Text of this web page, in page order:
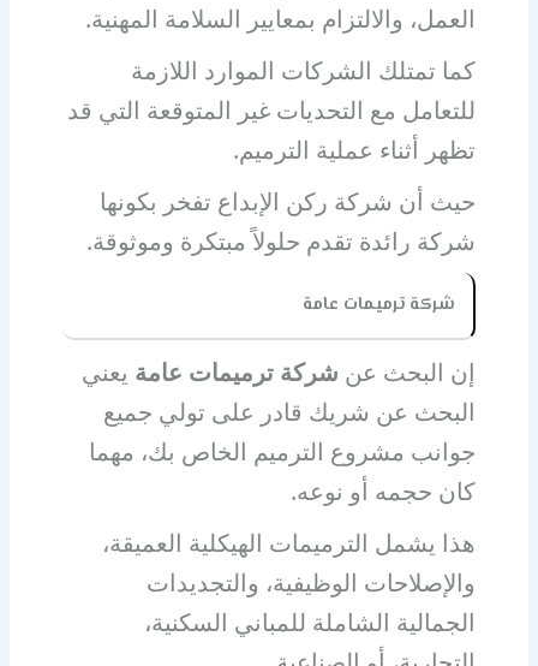
العمل، والالتزام بمعايير السلامة المهنية.
كما تمتلك الشركات الموارد اللازمة
للتعامل مع التحديات غير المتوقعة التي قد
تظهر أثناء عملية الترميم.
حيث أن شركة ركن الإبداع تفخر بكونها
شركة رائدة تقدم حلولاً مبتكرة وموثوقة.
شركة ترميمات عامة
إن البحث عن شركة ترميمات عامة يعني
البحث عن شريك قادر على تولي جميع
جوانب مشروع الترميم الخاص بك، مهما
كان حجمه أو نوعه.
هذا يشمل الترميمات الهيكلية العميقة،
والإصلاحات الوظيفية، والتجديدات
الجمالية الشاملة للمباني السكنية،